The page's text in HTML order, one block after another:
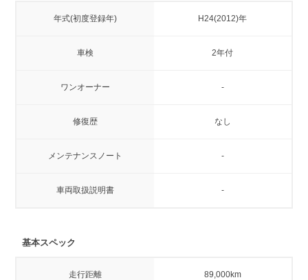
年式(初度登録年) H24(2012)年
車検 2年付
ワンオーナー -
修復歴 なし
メンテナンスノート -
車両取扱説明書 -
基本スペック
走行距離 89,000km